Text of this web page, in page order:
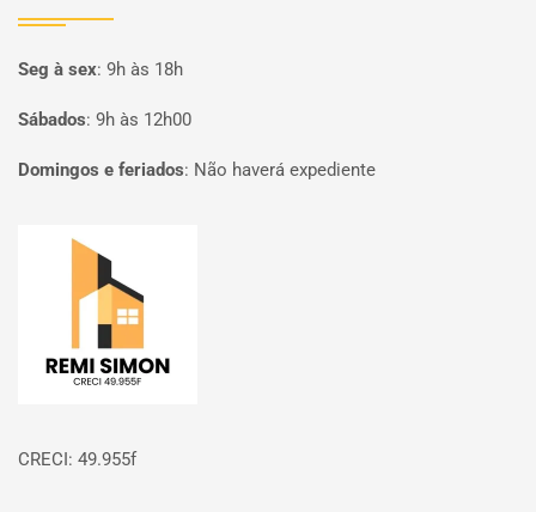
Seg à sex: 9h às 18h
Sábados: 9h às 12h00
Domingos e feriados: Não haverá expediente
Página inicial
CRECI: 49.955f